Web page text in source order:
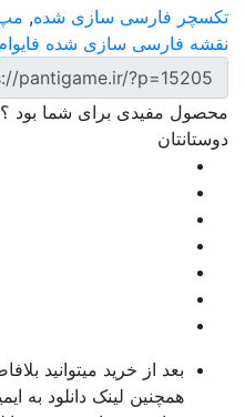
تکسچر فارسی سازی شده,
نقشه فارسی سازی شده
محصول مفیدی برای شما بود ؟
دوستانتان
بعد از خرید میتوانید
همچنین لینک دانلود به